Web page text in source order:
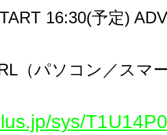
16:30(予定)
（パソコン／スマ
sys/